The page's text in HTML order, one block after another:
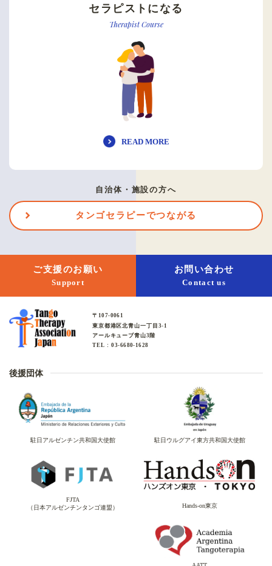
セラピストになる
Therapist Course
READ MORE
自治体・施設の方へ
タンゴセラピーでつながる
ご支援のお願い
Support
お問い合わせ
Contact us
〒107-0061
東京都港区北青山一丁目3-1
アールキューブ青山3階
TEL : 03-6680-1628
後援団体
駐日アルゼンチン共和国大使館 駐日ウルグアイ東方共和国大使館
FJTA
（日本アルゼンチンタンゴ連盟）
Hands-on東京